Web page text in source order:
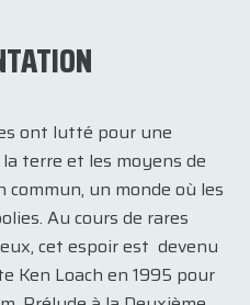
ont lutté pour une
terre et les moyens de
un monde où les
Au cours de rares
cet espoir est devenu
Ken Loach en 1995 pour